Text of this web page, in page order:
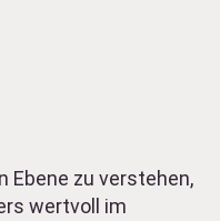
Ebene zu verstehen,
wertvoll im